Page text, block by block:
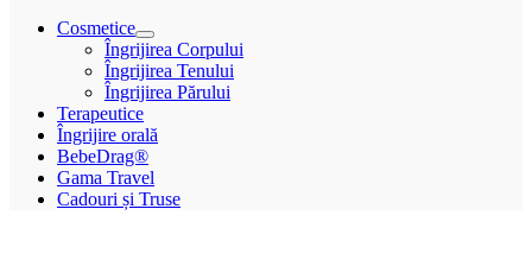
Cosmetice
Îngrijirea Corpului
Îngrijirea Tenului
Îngrijirea Părului
Terapeutice
Îngrijire orală
BebeDrag®
Gama Travel
Cadouri și Truse